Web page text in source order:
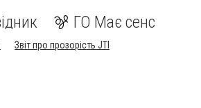
ГО Має сенс
Звіт про прозорість JTI